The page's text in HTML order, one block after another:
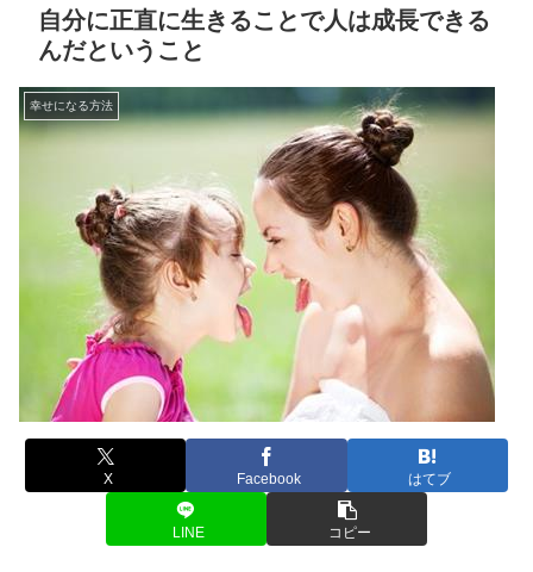
自分に正直に生きることで人は成長できる
んだということ
幸せになる方法
X Facebook はてブ
LINE コピー